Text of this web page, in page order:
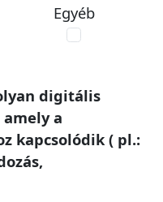
Egyéb
digitális
a
kapcsolódik ( pl.: